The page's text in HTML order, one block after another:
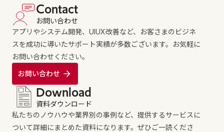
Contact
お問い合わせ
アプリやシステム開発、UIUX改善など、お客さまのビジネ
スを成功に導いたサポート実績が多数ございます。お気軽に
お問い合わせください。
お問い合わせ
Download
資料ダウンロード
私たちのノウハウや業界別の事例など、提供するサービスに
ついて詳細にまとめた資料になります。ぜひご一読くださ